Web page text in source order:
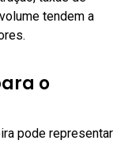
tendem a
o
pode representar